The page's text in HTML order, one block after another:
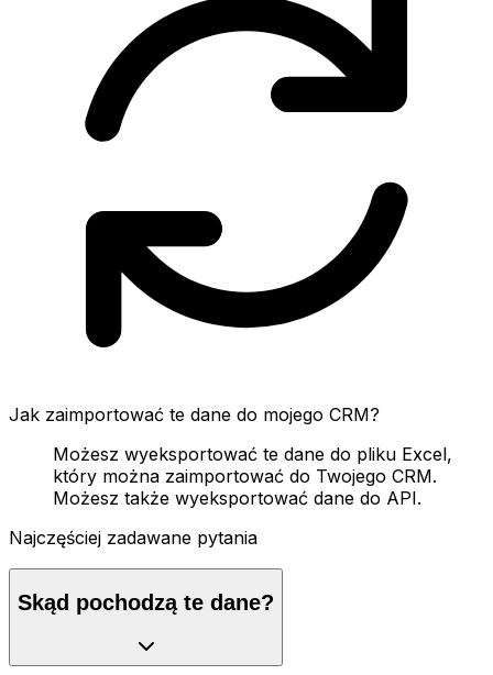
Jak zaimportować te dane do mojego CRM?
Możesz wyeksportować te dane do pliku Excel,
który można zaimportować do Twojego CRM.
Możesz także wyeksportować dane do API.
Najczęściej zadawane pytania
Skąd pochodzą te dane?